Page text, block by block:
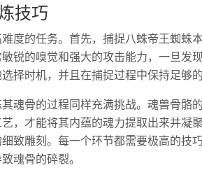
技巧
度的任务。首先，捕捉八蛛帝王蜘蛛
锐的嗅觉和强大的攻击能力，一旦发
择时机，并且在捕捉过程中保持足够的
魂骨的过程同样充满挑战。魂兽骨骼
，才能将其内蕴的魂力提取出来并凝
致雕刻。每一个环节都需要极高的技
魂骨的碎裂。